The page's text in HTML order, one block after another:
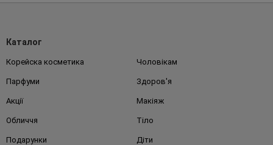
Каталог
Корейска косметика Чоловікам
Парфуми Здоров'я
Акції Макіяж
Обличчя Тіло
Подарунки Діти